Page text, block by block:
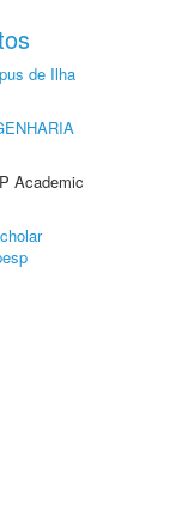
de Ilha
Academic